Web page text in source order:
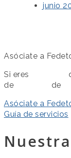
junio
Asóciate a
Si eres
de
de
Asóciate a
Guía de servicios